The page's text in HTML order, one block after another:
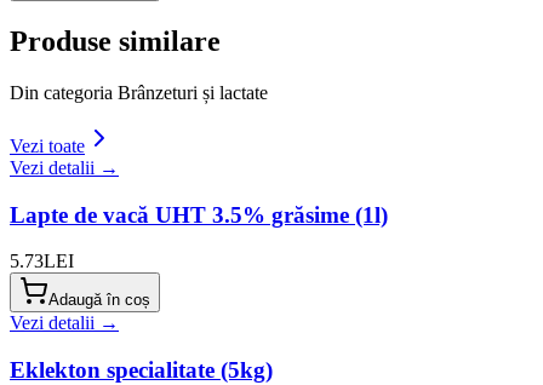
Produse similare
Din categoria Brânzeturi și lactate
Vezi toate
Vezi detalii →
Lapte de vacă UHT 3.5% grăsime (1l)
5.73LEI
Adaugă în coș
Vezi detalii →
Eklekton specialitate (5kg)